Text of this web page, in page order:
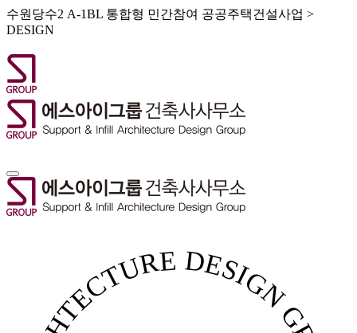
수원당수2 A-1BL 통합형 민간참여 공공주택건설사업 >
DESIGN